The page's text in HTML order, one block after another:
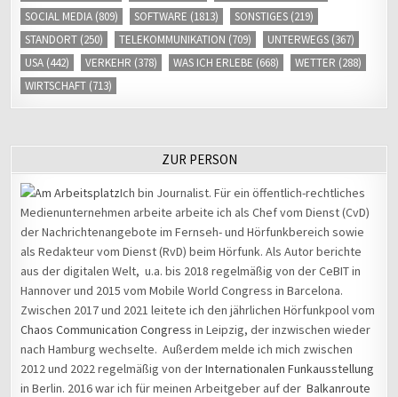
SOCIAL MEDIA (809) SOFTWARE (1813) SONSTIGES (219)
STANDORT (250) TELEKOMMUNIKATION (709) UNTERWEGS (367)
USA (442) VERKEHR (378) WAS ICH ERLEBE (668) WETTER (288)
WIRTSCHAFT (713)
ZUR PERSON
Ich bin Journalist. Für ein öffentlich-rechtliches
Medienunternehmen arbeite arbeite ich als Chef vom Dienst (CvD)
der Nachrichtenangebote im Fernseh- und Hörfunkbereich sowie
als Redakteur vom Dienst (RvD) beim Hörfunk. Als Autor berichte
aus der digitalen Welt, u.a. bis 2018 regelmäßig von der CeBIT in
Hannover und 2015 vom Mobile World Congress in Barcelona.
Zwischen 2017 und 2021 leitete ich den jährlichen Hörfunkpool vom
Chaos Communication Congress in Leipzig, der inzwischen wieder
nach Hamburg wechselte. Außerdem melde ich mich zwischen
2012 und 2022 regelmäßig von derInternationalen Funkausstellung
in Berlin. 2016 war ich für meinen Arbeitgeber auf derBalkanroute